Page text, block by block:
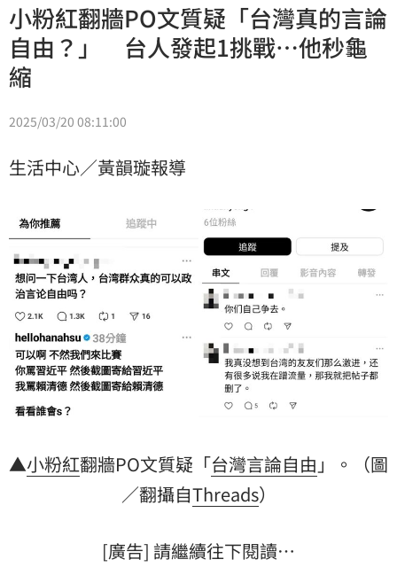
小粉紅翻牆PO文質疑「台灣真的言論
自由？」 台人發起1挑戰⋯他秒龜
縮
2025/03/20 08:11:00
生活中心／黃韻璇報導
▲小粉紅翻牆PO文質疑「台灣言論自由 」。（圖
／翻攝自Threads）
[廣告] 請繼續往下閱讀…